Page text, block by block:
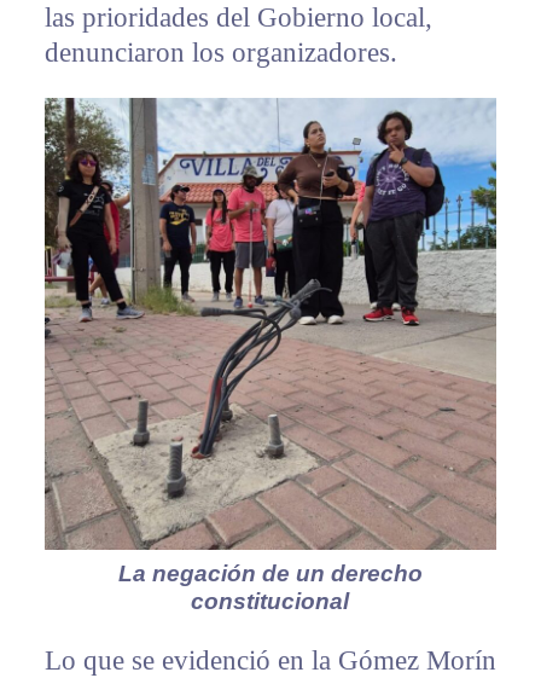
las prioridades del Gobierno local,
denunciaron los organizadores.
La negación de un derecho
constitucional
Lo que se evidenció en la Gómez Morín